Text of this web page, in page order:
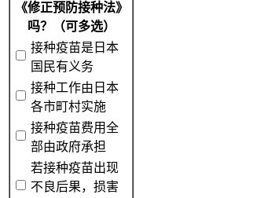
《修正预防接种法》
吗？（可多选）
接种疫苗是日本
国民有义务
接种工作由日本
各市町村实施
接种疫苗费用全
部由政府承担
若接种疫苗出现
不良后果，损害